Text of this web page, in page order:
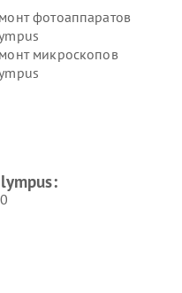
фотоаппаратов
микроскопов